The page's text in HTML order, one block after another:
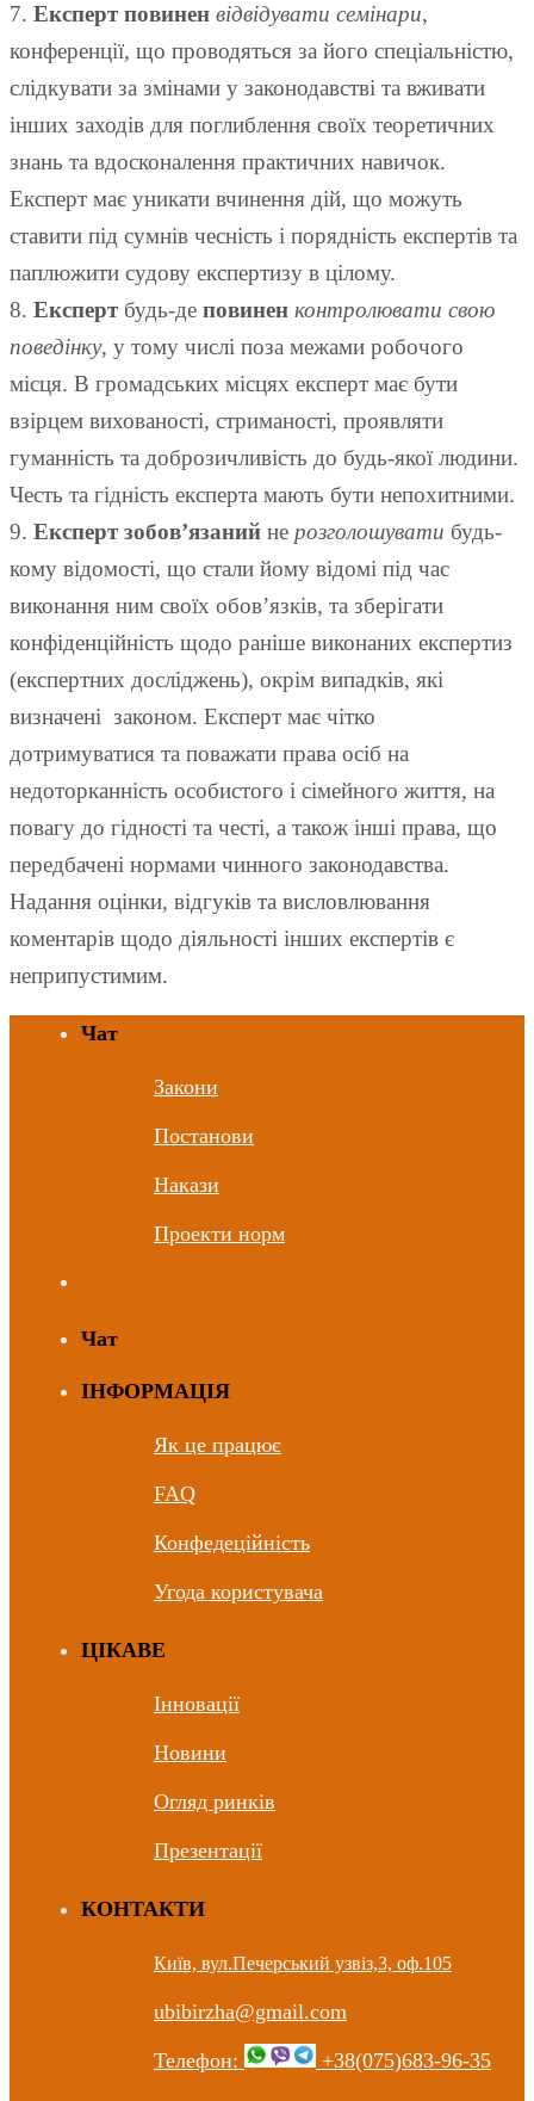
7. Експерт повинен відвідувати семінари,
конференції, що проводяться за його спеціальністю,
слідкувати за змінами у законодавстві та вживати
інших заходів для поглиблення своїх теоретичних
знань та вдосконалення практичних навичок.
Експерт має уникати вчинення дій, що можуть
ставити під сумнів чесність і порядність експертів та
паплюжити судову експертизу в цілому.
8. Експерт будь-де повинен контролювати свою
поведінку, у тому числі поза межами робочого
місця. В громадських місцях експерт має бути
взірцем вихованості, стриманості, проявляти
гуманність та доброзичливість до будь-якої людини.
Честь та гідність експерта мають бути непохитними.
9. Експерт зобов’язаний не розголошувати будь-
кому відомості, що стали йому відомі під час
виконання ним своїх обов’язків, та зберігати
конфіденційність щодо раніше виконаних експертиз
(експертних досліджень), окрім випадків, які
визначені законом. Експерт має чітко
дотримуватися та поважати права осіб на
недоторканність особистого і сімейного життя, на
повагу до гідності та честі, а також інші права, що
передбачені нормами чинного законодавства.
Надання оцінки, відгуків та висловлювання
коментарів щодо діяльності інших експертів є
неприпустимим.
Чат
Закони
Постанови
Накази
Проекти норм
Чат
ІНФОРМАЦІЯ
Як це працює
FAQ
Конфедеційність
Угода користувача
ЦIКАВЕ
Інновації
Новини
Огляд ринків
Презентації
КОНТАКТИ
Київ, вул.Печерський узвіз,3, оф.105
ubibirzha@gmail.com
Телефон: +38(075)683-96-35